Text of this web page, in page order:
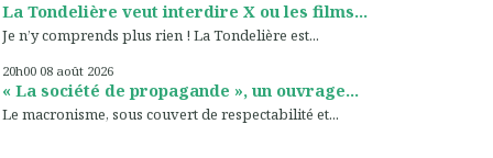
La Tondelière veut interdire X ou les films...
Je n’y comprends plus rien ! La Tondelière est...
20h00 08 août 2026
« La société de propagande », un ouvrage...
Le macronisme, sous couvert de respectabilité et...